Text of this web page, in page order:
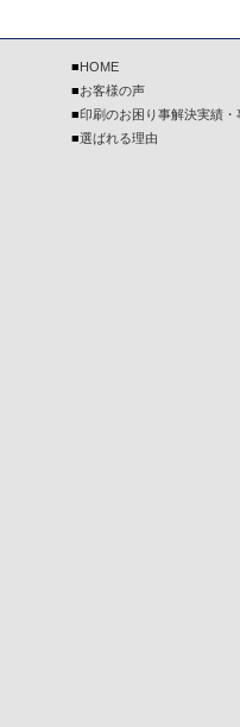
■HOME
■お客様の声
■印刷のお困り事解決実績・
■選ばれる理由